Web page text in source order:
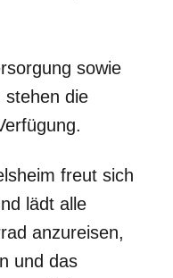
sowie
stehen die
freut sich
lädt alle
anzureisen,
und das